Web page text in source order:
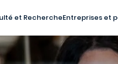
et RechercheEntreprises et